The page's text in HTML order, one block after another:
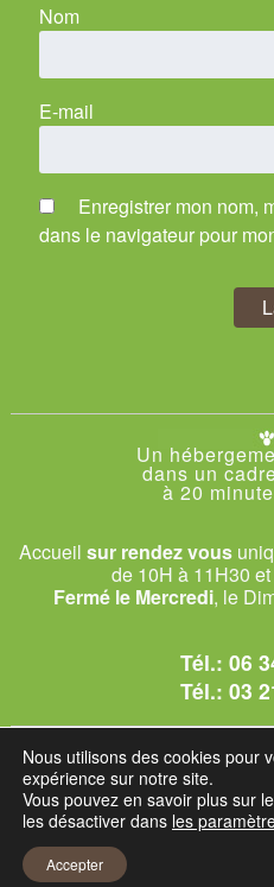
Nom
E-mail
Enregistrer mon nom,
dans le navigateur pour
Un
dans un
à 20
Accueilsur rendez vous
de 10H à 11H30
Fermé le Mercredi, le
Tél.:06
Tél.:03
© 2026 Le
1228 rue bataille -
Mentions
Nous utilisons des cookies pour
expérience sur notre site.
Vous pouvez en savoir plus sur
les désactiver dans les
Accepter